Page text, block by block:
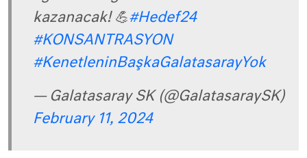
kazanacak! 💪#Hedef24
#KONSANTRASYON
#KenetleninBaşkaGalatasarayYok
— Galatasaray SK (@GalatasaraySK)
February 11, 2024